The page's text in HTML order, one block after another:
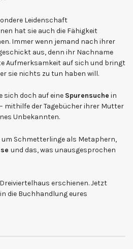
Leidenschaft
hat sie auch die Fähigkeit
Immer wenn jemand nach ihrer
aus, denn ihr Nachname
Aufmerksamkeit auf sich und bringt
sie nichts zu tun haben will.
sich doch auf eine Spurensuche in
mithilfe der Tagebücher ihrer Mutter
Unbekannten.
Schmetterlinge als Metaphern,
und das, was unausgesprochen
erschienen. Jetzt
die Buchhandlung eures